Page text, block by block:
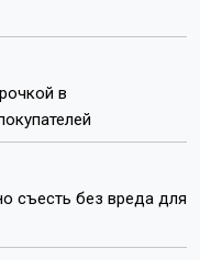
в
съесть без вреда для